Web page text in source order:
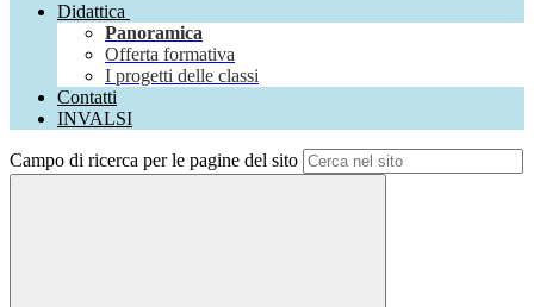
Didattica
Panoramica
Offerta formativa
I progetti delle classi
Contatti
INVALSI
Campo di ricerca per le pagine del sito